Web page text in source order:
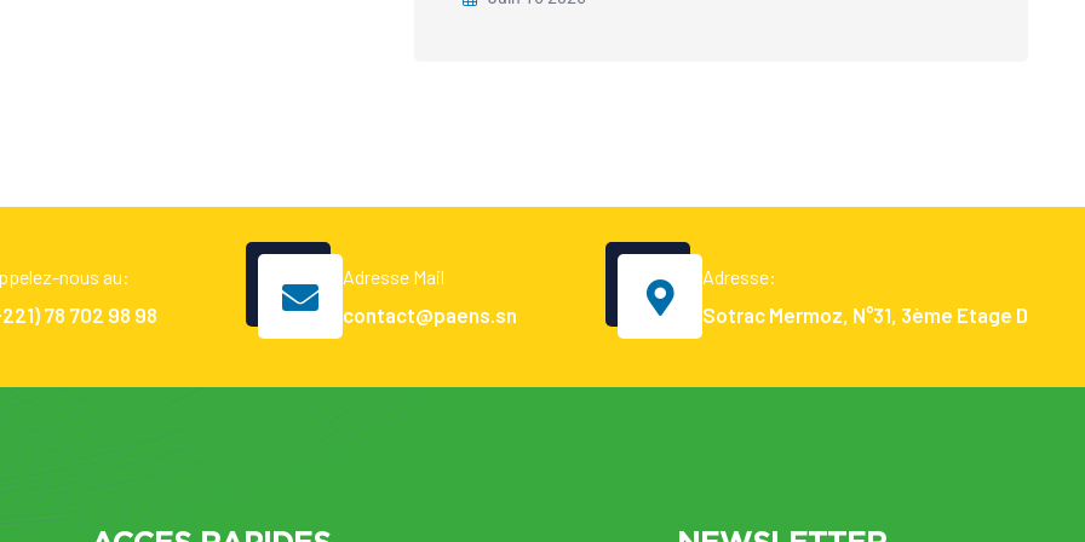
nous au:
78 702 98 98
Adresse Mail
contact@paens.sn
Adresse:
Sotrac Mermoz, N°31, 3ème Etage D